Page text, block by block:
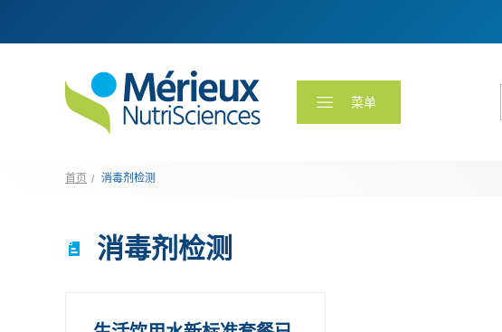
菜单
首页 消毒剂检测
消毒剂检测